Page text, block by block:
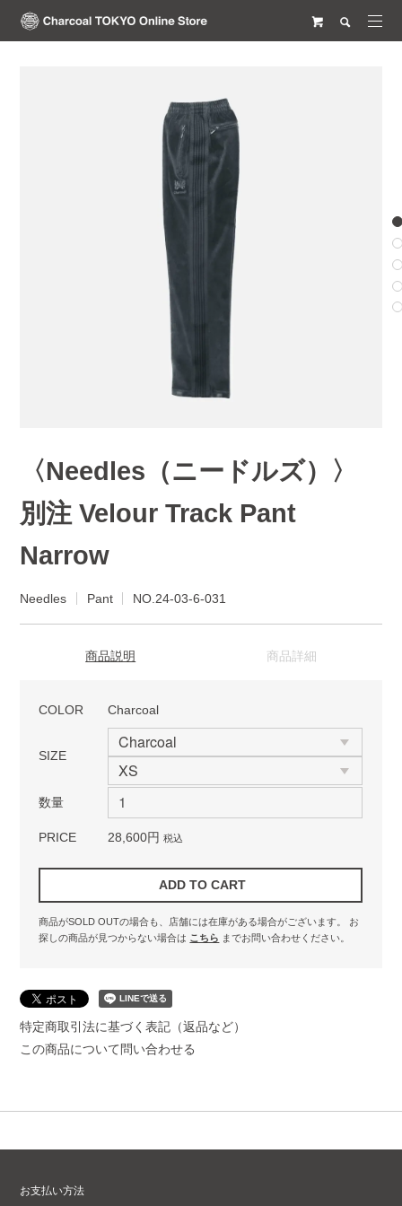
〈Needles（ニードルズ）〉
別注 Velour Track Pant
Narrow
Needles Pant NO.24-03-6-031
商品説明 商品詳細
COLOR Charcoal
SIZE
数量
PRICE 28,600円 税込
商品がSOLD OUTの場合も、店舗には在庫がある場合がございます。
お
探しの商品が見つからない場合は こちら までお問い合わせください。
特定商取引法に基づく表記（返品など）
この商品について問い合わせる
お支払い方法